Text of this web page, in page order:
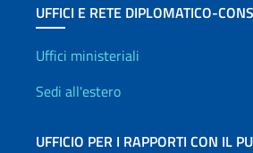
UFFICI E RETE DIPLOMATICO-
Uffici e Rete
Uffici ministeriali
Sedi all'estero
UFFICIO PER I RAPPORTI CON IL